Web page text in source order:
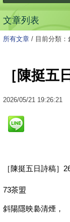
文章列表
所有文章 / 目前分類：
［陳挺
2026/05/21 19:26:21
［陳挺五日詩稿］
73茶盟
斜陽隱映裊清煙，